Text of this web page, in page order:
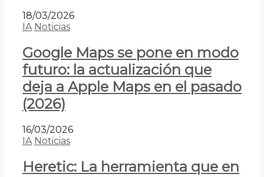
18/03/2026
IA Noticias
Google Maps se pone en modo
futuro: la actualización que
deja a Apple Maps en el pasado
(2026)
16/03/2026
IA Noticias
Heretic: La herramienta que en